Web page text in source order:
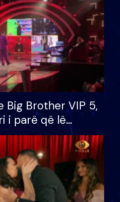
Big Brother VIP 5,
i parë që lë
mundësinë për
madh